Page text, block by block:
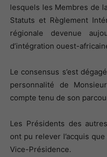
lesquels les Membres de
Statuts et Règlement
régionale devenue
d’intégration ouest-
Le consensus s’est
personnalité de
compte tenu de son
Les Présidents des
ont pu relever l’acquis
Vice-Présidence.